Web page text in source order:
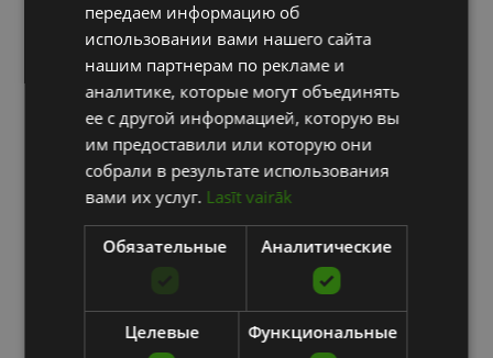
передаем информацию об
использовании вами нашего сайта
нашим партнерам по рекламе и
аналитике, которые могут объединять
ее с другой информацией, которую вы
им предоставили или которую они
собрали в результате использования
вами их услуг. Lasīt vairāk
Обязательные Аналитические
Целевые Функциональные